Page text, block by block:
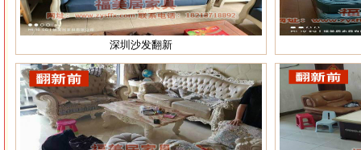
深圳沙发翻新